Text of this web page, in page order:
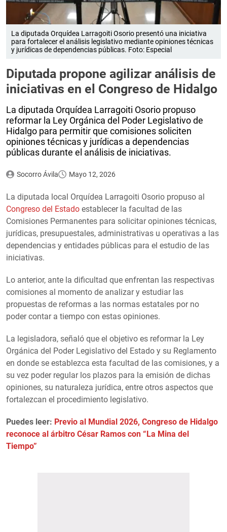
La diputada Orquídea Larragoiti Osorio presentó una iniciativa
para fortalecer el análisis legislativo mediante opiniones técnicas
y jurídicas de dependencias públicas. Foto: Especial
Diputada propone agilizar análisis de
iniciativas en el Congreso de Hidalgo
La diputada Orquídea Larragoiti Osorio propuso
reformar la Ley Orgánica del Poder Legislativo de
Hidalgo para permitir que comisiones soliciten
opiniones técnicas y jurídicas a dependencias
públicas durante el análisis de iniciativas.
Socorro Ávila Mayo 12, 2026
La diputada local Orquídea Larragoiti Osorio propuso al
Congreso del Estado establecer la facultad de las
Comisiones Permanentes para solicitar opiniones técnicas,
jurídicas, presupuestales, administrativas u operativas a las
dependencias y entidades públicas para el estudio de las
iniciativas.
Lo anterior, ante la dificultad que enfrentan las respectivas
comisiones al momento de analizar y estudiar las
propuestas de reformas a las normas estatales por no
poder contar a tiempo con estas opiniones.
La legisladora, señaló que el objetivo es reformar la Ley
Orgánica del Poder Legislativo del Estado y su Reglamento
en donde se establezca esta facultad de las comisiones, y a
su vez poder regular los plazos para la emisión de dichas
opiniones, su naturaleza jurídica, entre otros aspectos que
fortalezcan el procedimiento legislativo.
Puedes leer: Previo al Mundial 2026, Congreso de Hidalgo
reconoce al árbitro César Ramos con “La Mina del
Tiempo”